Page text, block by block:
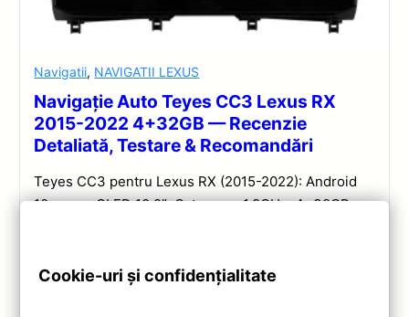
Navigatii, NAVIGATII LEXUS
Navigație Auto Teyes CC3 Lexus RX
2015-2022 4+32GB — Recenzie
Detaliată, Testare & Recomandări
Teyes CC3 pentru Lexus RX (2015-2022): Android
10, ecran QLED 10.2″, Octa-core 1.8GHz, 4+32GB,
Cookie-uri și confidențialitate